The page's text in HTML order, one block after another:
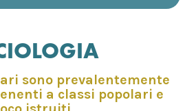
sono prevalentemente
a classi popolari e